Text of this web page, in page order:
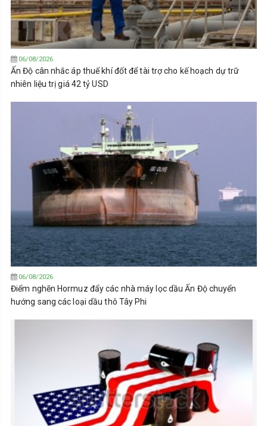
06/08/2026
Ấn Độ cân nhắc áp thuế khí đốt để tài trợ cho kế hoạch dự trữ
nhiên liệu trị giá 42 tỷ USD
06/08/2026
Điểm nghẽn Hormuz đẩy các nhà máy lọc dầu Ấn Độ chuyển
hướng sang các loại dầu thô Tây Phi